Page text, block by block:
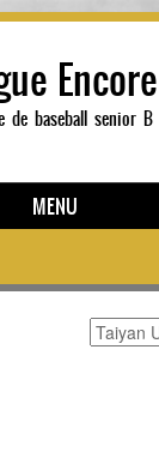
Encore
de baseball senior B
MENU